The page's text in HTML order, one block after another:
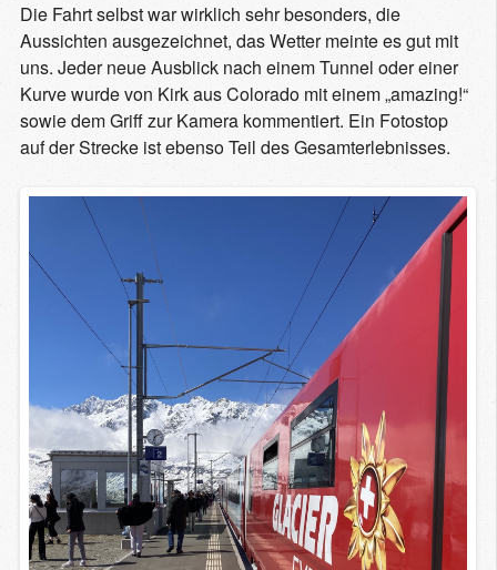
Die Fahrt selbst war wirklich sehr besonders, die
Aussichten ausgezeichnet, das Wetter meinte es gut mit
uns. Jeder neue Ausblick nach einem Tunnel oder einer
Kurve wurde von Kirk aus Colorado mit einem „amazing!“
sowie dem Griff zur Kamera kommentiert. Ein Fotostop
auf der Strecke ist ebenso Teil des Gesamterlebnisses.